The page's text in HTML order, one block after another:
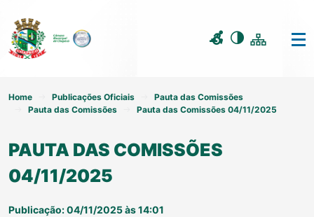
Home Publicações Oficiais
Pauta das Comissões
Pauta das Comissões
Pauta das Comissões 04/11/2025
PAUTA DAS COMISSÕES
04/11/2025
Publicação: 04/11/2025 às 14:01